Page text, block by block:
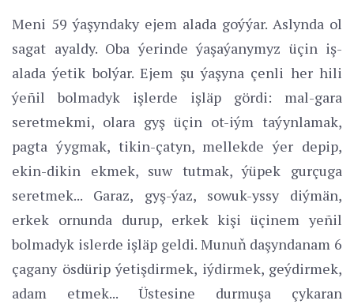
Meni 59 ýaşyndaky ejem alada goýýar. Aslynda ol
sagat ayaldy. Oba ýerinde ýaşaýanymyz üçin iş-
alada ýetik bolýar. Ejem şu ýaşyna çenli her hili
ýeñil bolmadyk işlerde işläp gördi: mal-gara
seretmekmi, olara gyş üçin ot-iým taýynlamak,
pagta ýygmak, tikin-çatyn, mellekde ýer depip,
ekin-dikin ekmek, suw tutmak, ýüpek gurçuga
seretmek... Garaz, gyş-ýaz, sowuk-yssy diýmän,
erkek ornunda durup, erkek kişi üçinem yeñil
bolmadyk islerde işläp geldi. Munuň daşyndanam 6
çagany ösdürip ýetişdirmek, iýdirmek, geýdirmek,
adam etmek... Üstesine durmuşa çykaran